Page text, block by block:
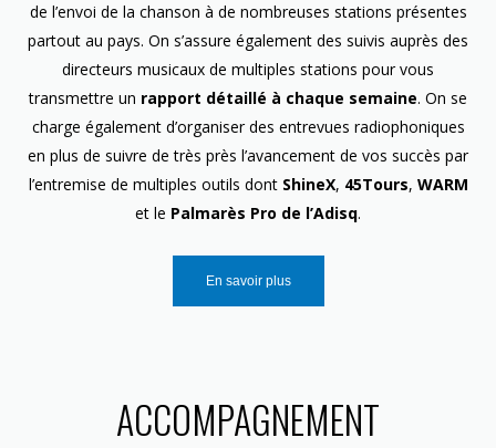
de l’envoi de la chanson à de nombreuses stations présentes
partout au pays. On s’assure également des suivis auprès des
directeurs musicaux de multiples stations pour vous
transmettre un rapport détaillé à chaque semaine. On se
charge également d’organiser des entrevues radiophoniques
en plus de suivre de très près l’avancement de vos succès par
l’entremise de multiples outils dont ShineX, 45Tours, WARM
et le Palmarès Pro de l’Adisq.
En savoir plus
ACCOMPAGNEMENT